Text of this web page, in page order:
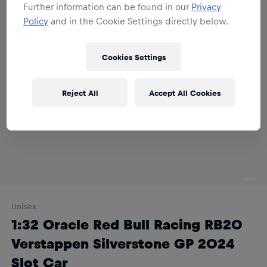
Unisex
1:32 Oracle Red Bull Racing RB20
Verstappen Silverstone GP 2024
Slot Car
Further information can be found in our Privacy
Policy and in the Cookie Settings directly below.
Cookies Settings
Reject All Accept All Cookies